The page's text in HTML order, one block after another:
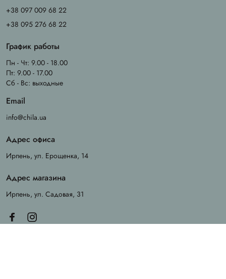
+38 097 009 68 22
+38 095 276 68 22
График работы
Пн - Чт: 9.00 - 18.00
Пт: 9.00 - 17.00
Сб - Вс: выходные
Email
info@chila.ua
Адрес офиса
Ирпень, ул. Ерощенка, 14
Адрес магазина
Ирпень, ул. Садовая, 31